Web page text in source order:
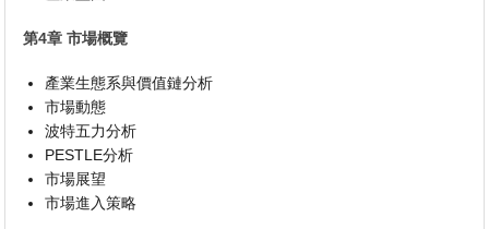
第4章 市場概覽
產業生態系與價值鏈分析
市場動態
波特五力分析
PESTLE分析
市場展望
市場進入策略